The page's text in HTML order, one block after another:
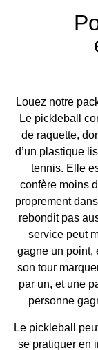
Louez notre
Le pickleball
de raquette,
d’un plastique
tennis. Elle
confère moins
proprement
rebondit pas
service peut
gagne un point,
son tour
par un, et une
personne
Le pickleball
se pratiquer en